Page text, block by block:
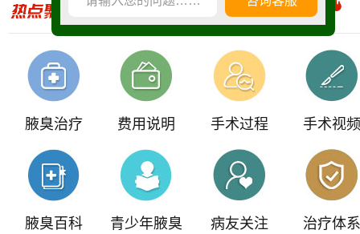
全国腋臭手术失败修复基地正式落户我院
我院重磅引进ST内窥镜汗腺检查仪
全国腋臭手术失败修复基地正式落户我院
腋臭治疗 费用说明 手术过程 手术视频
腋臭百科 青少年腋臭 病友关注 治疗体系